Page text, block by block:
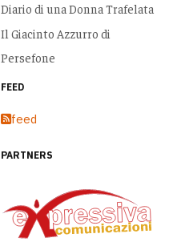
Diario di una Donna Trafelata
Il Giacinto Azzurro di
Persefone
FEED
feed
PARTNERS